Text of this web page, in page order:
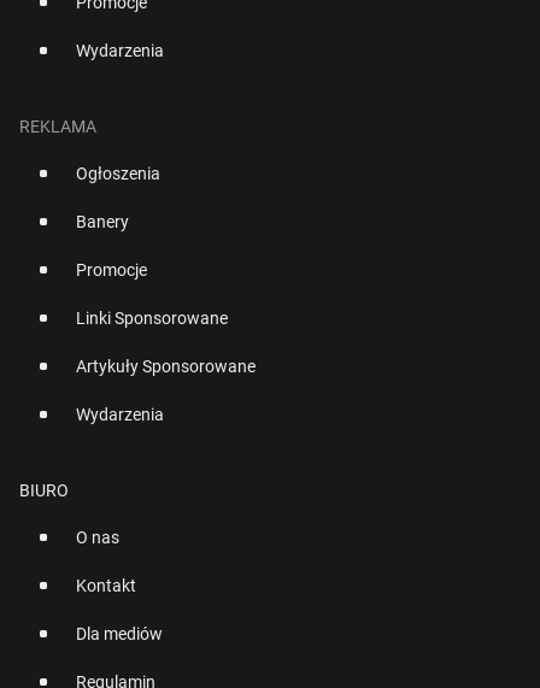
Wydarzenia
REKLAMA
Ogłoszenia
Banery
Promocje
Linki Sponsorowane
Artykuły Sponsorowane
Wydarzenia
BIURO
O nas
Kontakt
Dla mediów
Regulamin